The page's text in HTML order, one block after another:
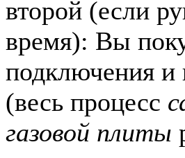
второй (если
время): Вы
подключения и
(весь процесс
газовой плиты